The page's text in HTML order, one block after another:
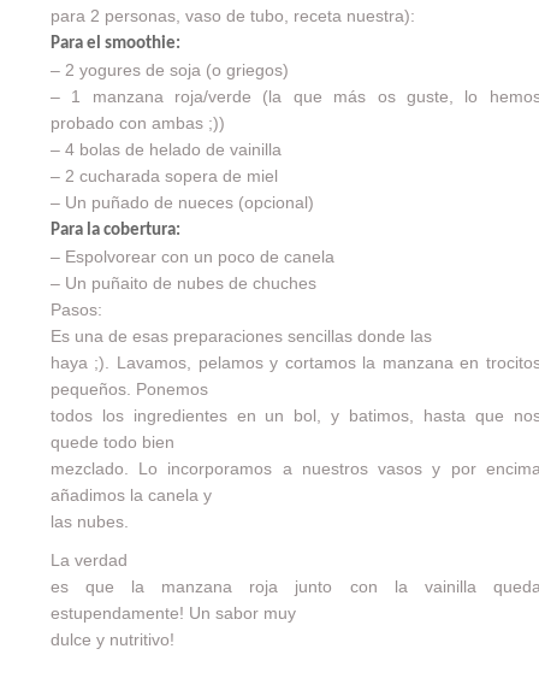
para 2 personas, vaso de tubo, receta nuestra):
Para el smoothie:
– 2 yogures de soja (o griegos)
– 1 manzana roja/verde (la que más os guste, lo
probado con ambas ;))
– 4 bolas de helado de vainilla
– 2 cucharada sopera de miel
– Un puñado de nueces (opcional)
Para la cobertura:
– Espolvorear con un poco de canela
– Un puñaito de nubes de chuches
Pasos:
Es una de esas preparaciones sencillas donde las
haya ;). Lavamos, pelamos y cortamos la manzana en
pequeños. Ponemos
todos los ingredientes en un bol, y batimos, hasta que
quede todo bien
mezclado. Lo incorporamos a nuestros vasos y por
añadimos la canela y
las nubes.
La verdad
es que la manzana roja junto con la vainilla
estupendamente! Un sabor muy
dulce y nutritivo!